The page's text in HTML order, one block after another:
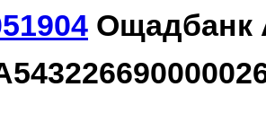
Ощадбанк